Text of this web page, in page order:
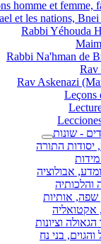
homme et femme,
et les nations,
Rabbi Yéhouda
Rabbi Na'hman de
Leçons
- שונות
יסודות התורה
אבולוציה
והלכותיה
שפה, אותיות
אקטואליה
וציונות
בני נח